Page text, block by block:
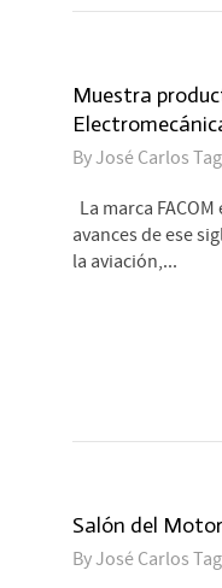
Muestra
ByJosé Carlos
La marca
avances de ese
la aviación,...
Salón del
ByJosé Carlos